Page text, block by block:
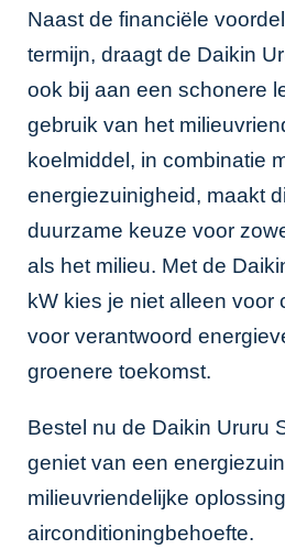
Naast de financiële
termijn, draagt de Daikin
ook bij aan een schonere
gebruik van het
koelmiddel, in combinatie
energiezuinigheid, maakt
duurzame keuze voor
als het milieu. Met de
kW kies je niet alleen voor
voor verantwoord
groenere toekomst.
Bestel nu de Daikin Ururu
geniet van een
milieuvriendelijke
airconditioningbehoefte.